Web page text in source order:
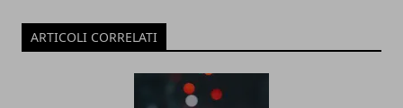
ARTICOLI CORRELATI